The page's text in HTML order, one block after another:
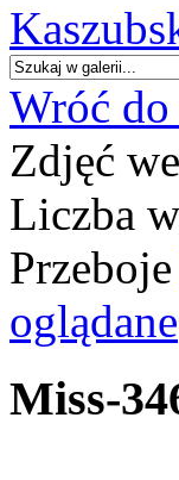
Wróć
Zdjęć
Liczba
Przeboje
oglądane
Miss-